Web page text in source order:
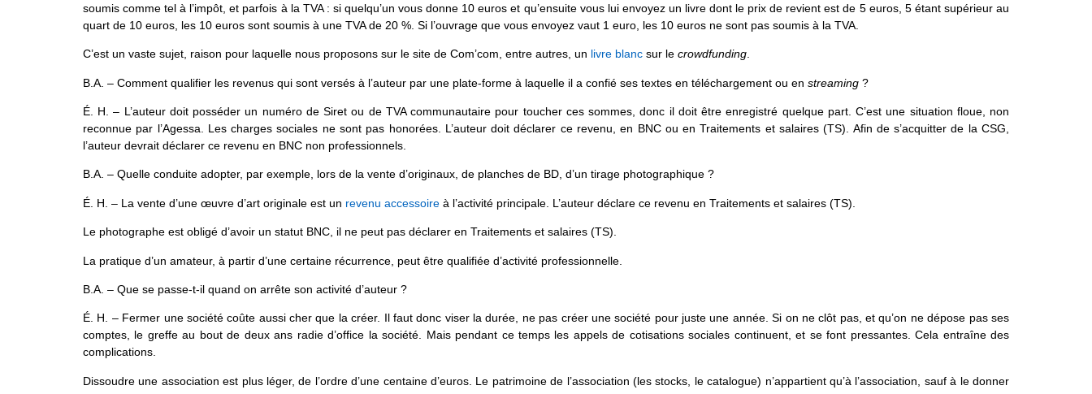
soumis comme tel à l’impôt, et parfois à la TVA : si quelqu’un vous donne 10 euros et qu’ensuite vous lui envoyez un livre dont le prix de revient est de 5 euros, 5 étant supérieur au
quart de 10 euros, les 10 euros sont soumis à une TVA de 20 %. Si l’ouvrage que vous envoyez vaut 1 euro, les 10 euros ne sont pas soumis à la TVA.
C’est un vaste sujet, raison pour laquelle nous proposons sur le site de Com’com, entre autres, un livre blanc sur le crowdfunding
B.A. – Comment qualifier les revenus qui sont versés à l’auteur par une plate-forme à laquelle il a confié ses textes en téléchargement ou en streaming ?
É. H. – L’auteur doit posséder un numéro de Siret ou de TVA communautaire pour toucher ces sommes, donc il doit être enregistré quelque part. C’est une situation floue, non
reconnue par l’Agessa. Les charges sociales ne sont pas honorées. L’auteur doit déclarer ce revenu, en BNC ou en Traitements et salaires (TS). Afin de s’acquitter de la CSG,
l’auteur devrait déclarer ce revenu en BNC non professionnels.
B.A. – Quelle conduite adopter, par exemple, lors de la vente d’originaux, de planches de BD, d’un tirage photographique ?
É. H. – La vente d’une œuvre d’art originale est un revenu accessoire à l’activité principale. L’auteur déclare ce revenu en Traitements et salaires (TS).
Le photographe est obligé d’avoir un statut BNC, il ne peut pas déclarer en Traitements et salaires (TS).
La pratique d’un amateur, à partir d’une certaine récurrence, peut être qualifiée d’activité professionnelle.
B.A. – Que se passe-t-il quand on arrête son activité d’auteur ?
É. H. – Fermer une société coûte aussi cher que la créer. Il faut donc viser la durée, ne pas créer une société pour juste une année. Si on ne clôt pas, et qu’on ne dépose pas ses
comptes, le greffe au bout de deux ans radie d’office la société. Mais pendant ce temps les appels de cotisations sociales continuent, et se font pressantes. Cela entraîne des
complications.
Dissoudre une association est plus léger, de l’ordre d’une centaine d’euros. Le patrimoine de l’association (les stocks, le catalogue) n’appartient qu’à l’association, sauf à le donner